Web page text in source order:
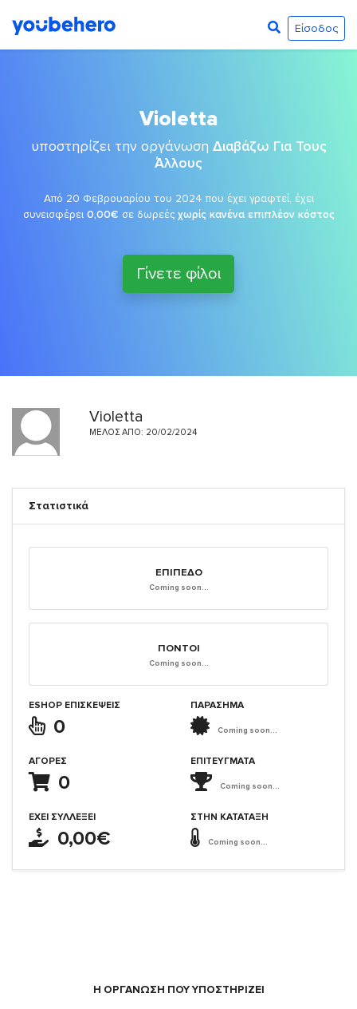
Είσοδος
Violetta
υποστηρίζει την οργάνωση Διαβάζω Για Τους
Άλλους
Από 20 Φεβρουαρίου του 2024 που έχει γραφτεί, έχει
συνεισφέρει 0,00€ σε δωρεές χωρίς κανένα επιπλέον κόστος
Γίνετε φίλοι
Violetta
ΜΈΛΟΣ ΑΠΌ: 20/02/2024
Στατιστικά
ΕΠΊΠΕΔΟ
Coming soon...
ΠΌΝΤΟΙ
Coming soon...
ESHOP ΕΠΙΣΚΈΨΕΙΣ
0
ΑΓΟΡΈΣ
0
ΈΧΕΙ ΣΥΛΛΈΞΕΙ
0,00€
ΠΑΡΑΣΗΜΑ
Coming soon...
ΕΠΙΤΕΎΓΜΑΤΑ
Coming soon...
ΣΤΗΝ ΚΑΤΆΤΑΞΗ
Coming soon...
Η ΟΡΓΆΝΩΣΗ ΠΟΥ ΥΠΟΣΤΗΡΙΖΕΙ